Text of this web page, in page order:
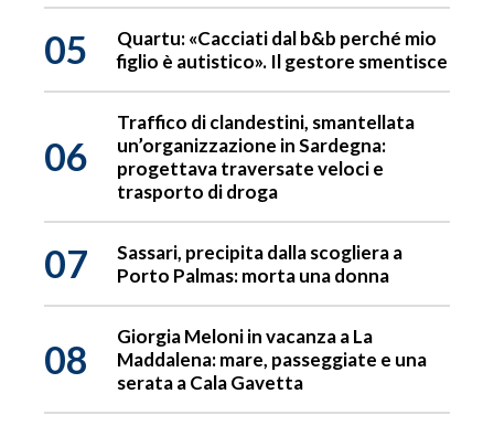
05
Quartu: «Cacciati dal b&b perché mio
figlio è autistico». Il gestore smentisce
06
Traffico di clandestini, smantellata
un’organizzazione in Sardegna:
progettava traversate veloci e
trasporto di droga
07
Sassari, precipita dalla scogliera a
Porto Palmas: morta una donna
08
Giorgia Meloni in vacanza a La
Maddalena: mare, passeggiate e una
serata a Cala Gavetta